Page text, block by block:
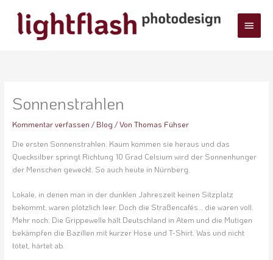
Inhalt
springen
Sonnenstrahlen
Kommentar verfassen /Blog/ Von Thomas Fühser
Die ersten Sonnenstrahlen. Kaum kommen sie heraus und das
Quecksilber springt Richtung 10 Grad Celsium wird der Sonnenhunger
der Menschen geweckt. So auch heute in Nürnberg.
Lokale, in denen man in der dunklen Jahreszeit keinen Sitzplatz
bekommt, waren plötzlich leer. Doch die Straßencafés… die waren voll.
Mehr noch: Die Grippewelle hält Deutschland in Atem und die Mutigen
bekämpfen die Bazillen mit kurzer Hose und T-Shirt. Was und nicht
tötet, härtet ab.